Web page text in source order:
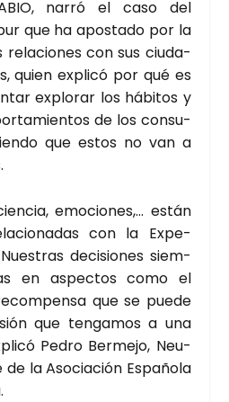
narró el caso del
que ha apos­ta­do por la
rela­cio­nes con sus ciu­da­
quien expli­có por qué es
explo­rar los hábi­tos y
de los con­su­
que estos no van a
emo­cio­nes,… están
con la Expe­
deci­sio­nes siem­
en aspec­tos como el
que se pue­de
que ten­ga­mos a una
Pedro Ber­me­jo, Neu­
la Aso­cia­ción Espa­ño­la